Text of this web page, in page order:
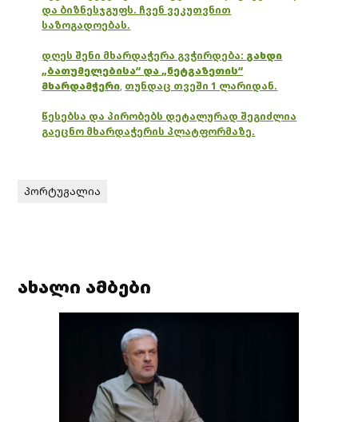
და ბიზნესჯგუფს. ჩვენ ვეკუთვნით
საზოგადოებას.
დღეს შენი მხარდაჭერა გვჭირდება: გახდი
„ბათუმელებისა“ და „ნეტგაზეთის“
მხარდამჭერი, თუნდაც თვეში 1 ლარიდან.
წესებსა და პირობებს დეტალურად შეგიძლია
გაეცნო მხარდაჭერის პლატფორმაზე.
პორტუგალია
ახალი ამბები